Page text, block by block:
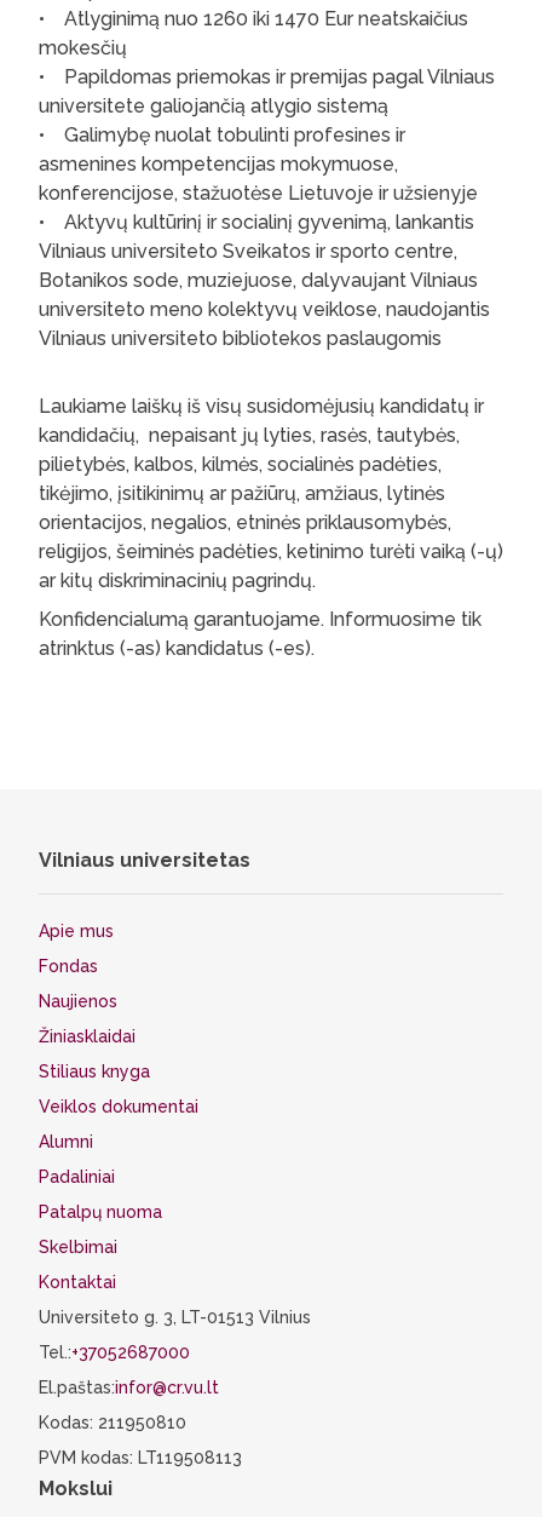
• Atlyginimą nuo 1260 iki 1470 Eur neatskaičius
mokesčių
• Papildomas priemokas ir premijas pagal Vilniaus
universitete galiojančią atlygio sistemą
• Galimybę nuolat tobulinti profesines ir
asmenines kompetencijas mokymuose,
konferencijose, stažuotėse Lietuvoje ir užsienyje
• Aktyvų kultūrinį ir socialinį gyvenimą, lankantis
Vilniaus universiteto Sveikatos ir sporto centre,
Botanikos sode, muziejuose, dalyvaujant Vilniaus
universiteto meno kolektyvų veiklose, naudojantis
Vilniaus universiteto bibliotekos paslaugomis
Laukiame laiškų iš visų susidomėjusių kandidatų ir
kandidačių, nepaisant jų lyties, rasės, tautybės,
pilietybės, kalbos, kilmės, socialinės padėties,
tikėjimo, įsitikinimų ar pažiūrų, amžiaus, lytinės
orientacijos, negalios, etninės priklausomybės,
religijos, šeiminės padėties, ketinimo turėti vaiką (-ų)
ar kitų diskriminacinių pagrindų.
Konfidencialumą garantuojame. Informuosime tik
atrinktus (-as) kandidatus (-es).
Vilniaus universitetas
Apie mus
Fondas
Naujienos
Žiniasklaidai
Stiliaus knyga
Veiklos dokumentai
Alumni
Padaliniai
Patalpų nuoma
Skelbimai
Kontaktai
Universiteto g. 3, LT-01513 Vilnius
Tel.:+37052687000
El.paštas:infor@cr.vu.lt
Kodas: 211950810
PVM kodas: LT119508113
Mokslui